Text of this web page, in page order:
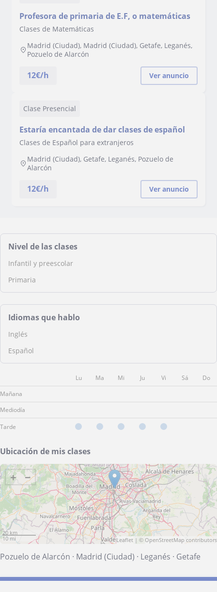
Profesora de primaria de E.F, o matemáticas
Clases de Matemáticas
Madrid (Ciudad), Madrid (Ciudad), Getafe, Leganés,
Pozuelo de Alarcón
12€/h Ver anuncio
Clase Presencial
Estaría encantada de dar clases de español
Clases de Español para extranjeros
Madrid (Ciudad), Getafe, Leganés, Pozuelo de
Alarcón
12€/h Ver anuncio
Nivel de las clases
Infantil y preescolar
Primaria
Idiomas que hablo
Inglés
Español
Lu Ma Mi Ju Vi Sá
Do
Mañana
Mediodía
Tarde
Ubicación de mis clases
+ −
20 km
10 mi
Leaflet | © OpenStreetMap contributors
Pozuelo de Alarcón · Madrid (Ciudad) · Leganés · Getafe